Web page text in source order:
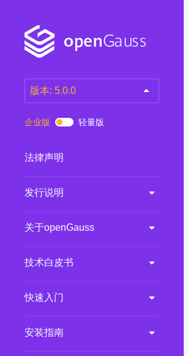
版本: 5.0.0
7.0.0-RC2
6.0.0 (LTS)
5.1.0 (Preview)
2.0.0 (LTS)
3.1.0 (EOM)
企业版 轻量版
法律声明
发行说明
关于openGauss
技术白皮书
快速入门
安装指南